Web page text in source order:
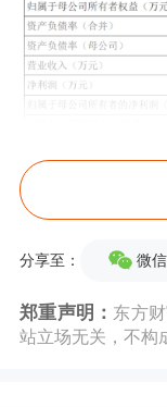
图片来源：
云深处本次
分享至： 微信
郑重声明： 东方
站立场无关，不构